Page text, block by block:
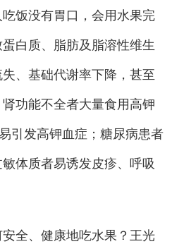
饭没有胃口，会用水果完
白质、脂肪及脂溶性维生
、基础代谢率下降，甚至
功能不全者大量食用高钾
引发高钾血症；糖尿病患者
体质者易诱发皮疹、呼吸
全、健康地吃水果？王光